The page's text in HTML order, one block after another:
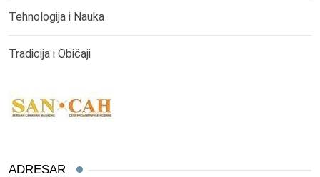
Tehnologija i Nauka
Tradicija i Običaji
ADRESAR